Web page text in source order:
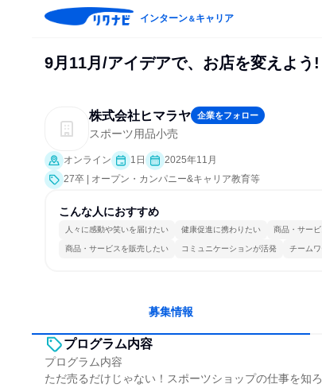
インターン＆キャリア
9月11月/アイデアで、お店を変えよう
株式会社ヒマラヤ 企業をフォロー
スポーツ用品小売
オンライン 1日
2025年11月
27卒 | オープン・カンパニー&キャリア教育等
こんな人におすすめ
人々に感動や笑いを届けたい 健康促進に携わりたい 商品・サー
商品・サービスを販売したい コミュニケーションが活発 チーム
募集情報
プログラム内容
プログラム内容
ただ売るだけじゃない！スポーツショップの仕事を知ろ